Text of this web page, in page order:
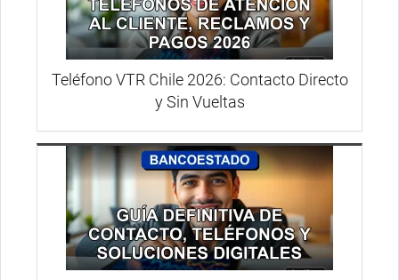
Teléfono VTR Chile 2026: Contacto Directo
y Sin Vueltas